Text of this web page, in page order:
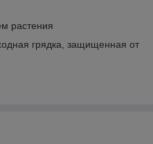
растения
грядка, защищенная от